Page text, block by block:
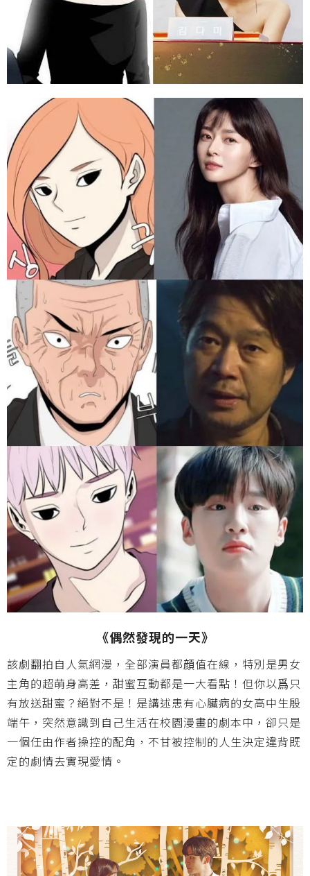
《偶然發現的一天》
該劇翻拍自人氣網漫，全部演員都顔值在線，特別是男女
主角的超萌身高差，甜蜜互動都是一大看點！但你以爲只
有放送甜蜜？絕對不是！是講述患有心臟病的女高中生殷
端午，突然意識到自己生活在校園漫畫的劇本中，卻只是
一個任由作者操控的配角，不甘被控制的人生決定違背既
定的劇情去實現愛情。